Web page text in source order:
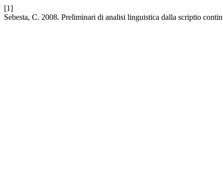
[1]
Sebesta, C. 2008. Preliminari di analisi linguistica dalla scriptio